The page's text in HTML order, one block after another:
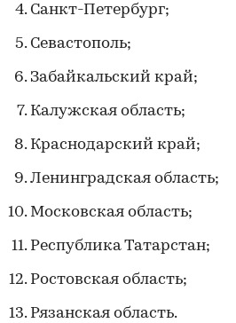
Санкт-Петербург;
Севастополь;
Забайкальский край;
Калужская область;
Краснодарский край;
Ленинградская область;
Московская область;
Республика Татарстан;
Ростовская область;
Рязанская область.